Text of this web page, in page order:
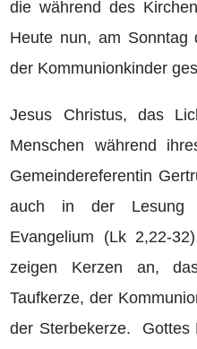
die während des
Heute nun, am Sonntag
der Kommunionkinder
Jesus Christus, das
Menschen während
Gemeindereferentin
auch in der Lesung
Evangelium (Lk 2,22-
zeigen Kerzen an,
Taufkerze, der
der Sterbekerze. Gottes